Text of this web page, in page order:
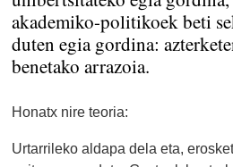
akademiko-politikoek beti
duten egia gordina:
benetako arrazoia.
Honatx nire teoria:
Urtarrileko aldapa dela eta,